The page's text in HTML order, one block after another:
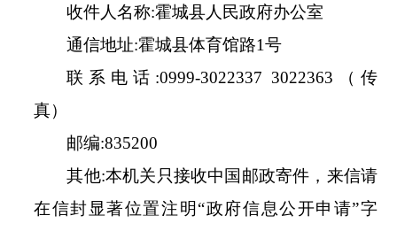
收件人名称:霍城县人民政府办公室
通信地址:霍城县体育馆路1号
联系电话 :0999-3022337 3022363（传
真）
邮编:835200
其他:本机关只接收中国邮政寄件，来信请
在信封显著位置注明 “政府信息公开申请”字